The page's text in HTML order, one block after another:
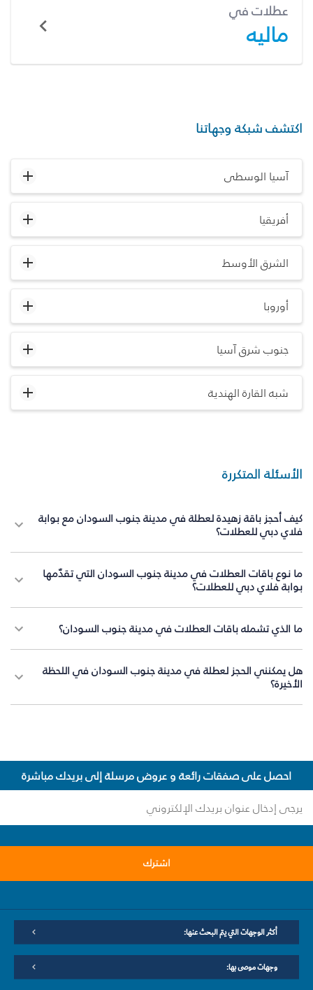
عطلات في
ماليه
اكتشف شبكة وجهاتنا
آسيا الوسطى
أفريقيا
الشرق الأوسط
أوروبا
جنوب شرق آسيا
شبه القارة الهندية
الأسئلة المتكررة
كيف أحجز باقة زهيدة لعطلة في مدينة جنوب السودان مع بوابة
فلاي دبي للعطلات؟
ما نوع باقات العطلات في مدينة جنوب السودان التي تقدّمها
بوابة فلاي دبي للعطلات؟
ما الذي تشمله باقات العطلات في مدينة جنوب السودان؟
هل يمكنني الحجز لعطلة في مدينة جنوب السودان في اللحظة
الأخيرة؟
احصل على صفقات رائعة و عروض مرسلة إلى بريدك مباشرة
اشترك
أكثر الوجهات التي يتم البحث عنها:
وجهات موصى بها: